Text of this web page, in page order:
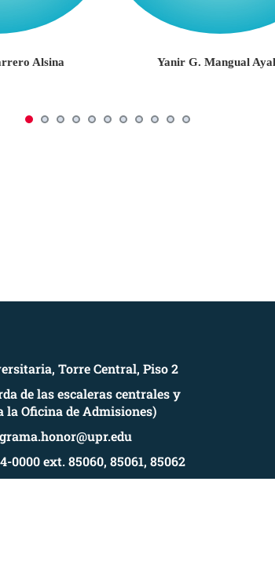
Alsina Yanir G. Mangual
Torre Central, Piso 2
de las escaleras centrales y
la Oficina de Admisiones)
0000 ext. 85060, 85061, 85062